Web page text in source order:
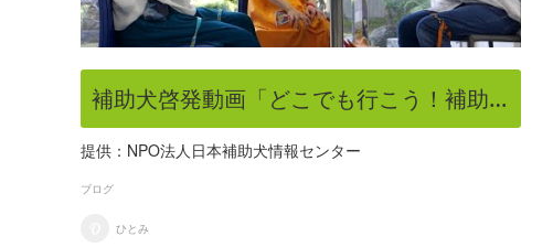
補助犬啓発動画「どこでも行こう！補助…
提供：NPO法人日本補助犬情報センター
ブログ
ひとみ